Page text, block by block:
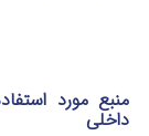
منبع مورد
داخلی